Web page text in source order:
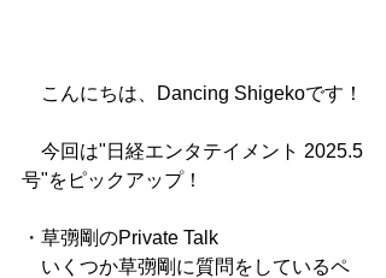
こんにちは、Dancing Shigekoです！
今回は"日経エンタテイメント 2025.5
号"をピックアップ！
・草彅剛のPrivate Talk
いくつか草彅剛に質問をしているペ